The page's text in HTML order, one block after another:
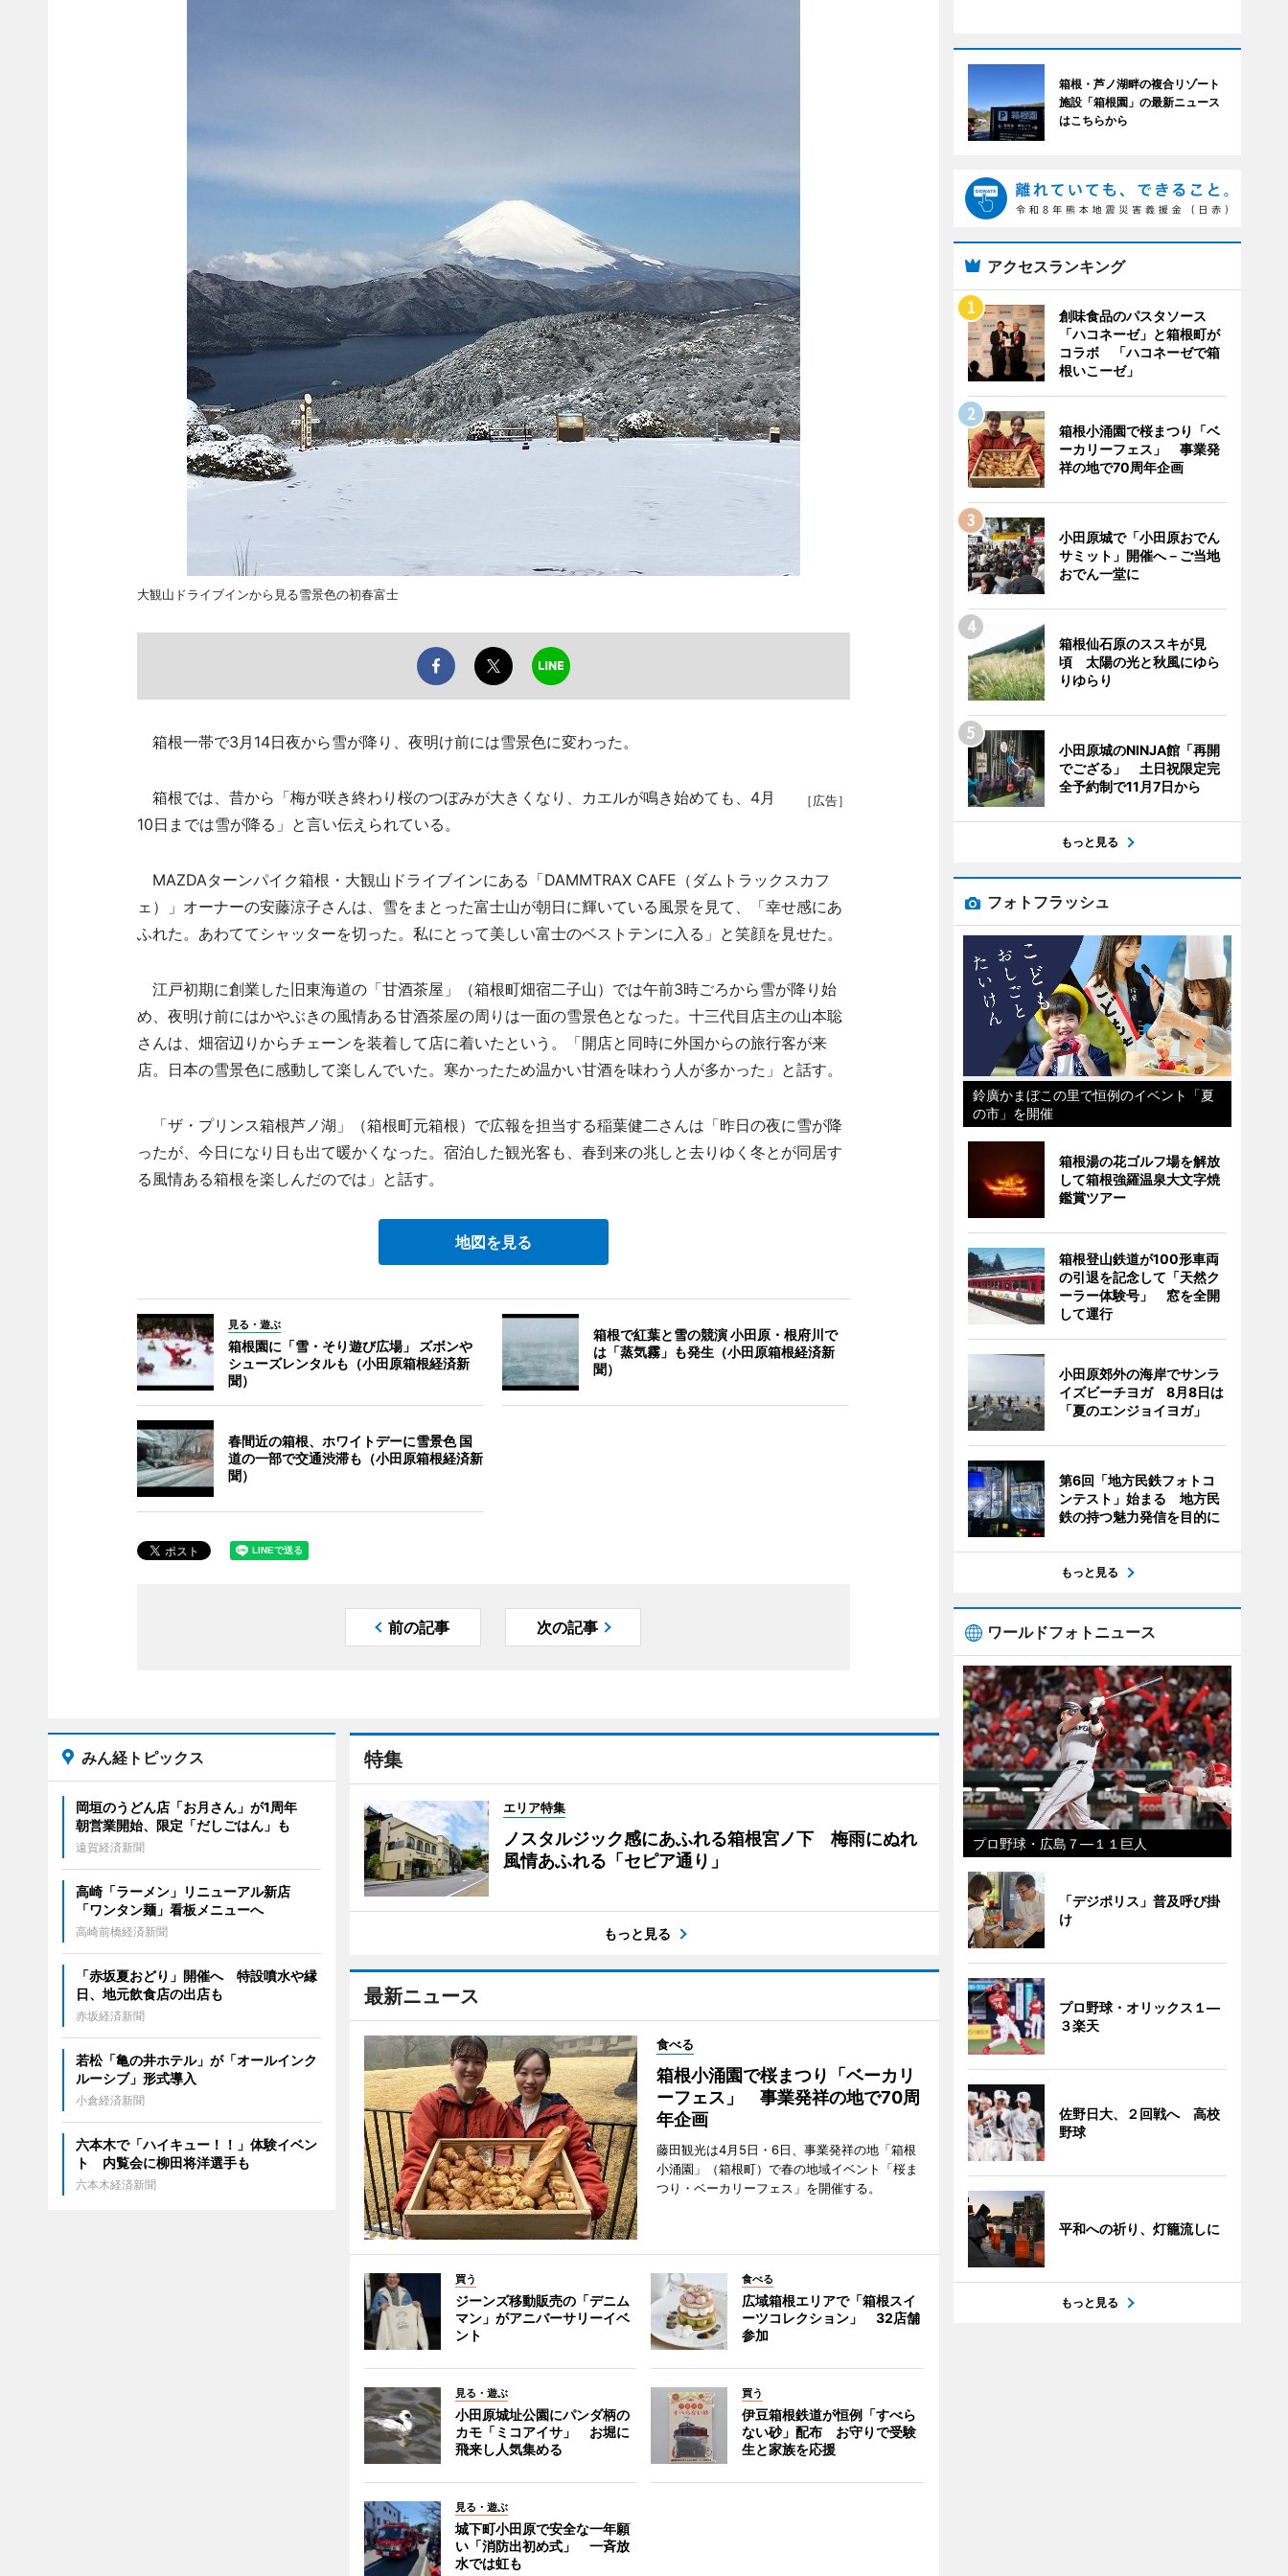
大観山ドライブインから見る雪景色の初春富士
箱根一帯で3月14日夜から雪が降り、夜明け前には雪景色に変わった。
［広告］
箱根では、昔から「梅が咲き終わり桜のつぼみが大きくなり、カエルが鳴き始めても、4月
10日までは雪が降る」と言い伝えられている。
MAZDAターンパイク箱根・大観山ドライブインにある「DAMMTRAX CAFE（ダムトラックスカフ
ェ）」オーナーの安藤涼子さんは、雪をまとった富士山が朝日に輝いている風景を見て、「幸せ感にあ
ふれた。あわててシャッターを切った。私にとって美しい富士のベストテンに入る」と笑顔を見せた。
江戸初期に創業した旧東海道の「甘酒茶屋」（箱根町畑宿二子山）では午前3時ごろから雪が降り始
め、夜明け前にはかやぶきの風情ある甘酒茶屋の周りは一面の雪景色となった。十三代目店主の山本聡
さんは、畑宿辺りからチェーンを装着して店に着いたという。「開店と同時に外国からの旅行客が来
店。日本の雪景色に感動して楽しんでいた。寒かったため温かい甘酒を味わう人が多かった」と話す。
「ザ・プリンス箱根芦ノ湖」（箱根町元箱根）で広報を担当する稲葉健二さんは「昨日の夜に雪が降
ったが、今日になり日も出て暖かくなった。宿泊した観光客も、春到来の兆しと去りゆく冬とが同居す
る風情ある箱根を楽しんだのでは」と話す。
地図を見る
見る・遊ぶ
箱根園に「雪・そり遊び広場」 ズボンや
シューズレンタルも（小田原箱根経済新
聞）
箱根で紅葉と雪の競演 小田原・根府川で
は「蒸気霧」も発生（小田原箱根経済新
聞）
春間近の箱根、ホワイトデーに雪景色 国
道の一部で交通渋滞も（小田原箱根経済新
聞）
前の記事 次の記事
特集
エリア特集
ノスタルジック感にあふれる箱根宮ノ下 梅雨にぬれ
風情あふれる「セピア通り」
もっと見る
最新ニュース
食べる
箱根小涌園で桜まつり「ベーカリ
ーフェス」 事業発祥の地で70周
年企画
藤田観光は4月5日・6日、事業発祥の地「箱根
小涌園」（箱根町）で春の地域イベント「桜ま
つり・ベーカリーフェス」を開催する。
買う
ジーンズ移動販売の「デニム
マン」がアニバーサリーイベ
ント
食べる
広域箱根エリアで「箱根スイ
ーツコレクション」 32店舗
参加
見る・遊ぶ
小田原城址公園にパンダ柄の
カモ「ミコアイサ」 お堀に
飛来し人気集める
買う
伊豆箱根鉄道が恒例「すべら
ない砂」配布 お守りで受験
生と家族を応援
見る・遊ぶ
城下町小田原で安全な一年願
い「消防出初め式」 一斉放
水では虹も
みん経トピックス
岡垣のうどん店「お月さん」が1周年
朝営業開始、限定「だしごはん」も
遠賀経済新聞
高崎「ラーメン」リニューアル新店
「ワンタン麺」看板メニューへ
高崎前橋経済新聞
「赤坂夏おどり」開催へ 特設噴水や縁
日、地元飲食店の出店も
赤坂経済新聞
若松「亀の井ホテル」が「オールインク
ルーシブ」形式導入
小倉経済新聞
六本木で「ハイキュー！！」体験イベン
ト 内覧会に柳田将洋選手も
六本木経済新聞
箱根・芦ノ湖畔の複合リゾート
施設「箱根園」の最新ニュース
はこちらから
アクセスランキング
創味食品のパスタソース
「ハコネーゼ」と箱根町が
コラボ 「ハコネーゼで箱
根いこーゼ」
箱根小涌園で桜まつり「ベ
ーカリーフェス」 事業発
祥の地で70周年企画
小田原城で「小田原おでん
サミット」開催へ－ご当地
おでん一堂に
箱根仙石原のススキが見
頃 太陽の光と秋風にゆら
りゆらり
小田原城のNINJA館「再開
でござる」 土日祝限定完
全予約制で11月7日から
もっと見る
フォトフラッシュ
鈴廣かまぼこの里で恒例のイベント「夏
の市」を開催
箱根湯の花ゴルフ場を解放
して箱根強羅温泉大文字焼
鑑賞ツアー
箱根登山鉄道が100形車両
の引退を記念して「天然ク
ーラー体験号」 窓を全開
して運行
小田原郊外の海岸でサンラ
イズビーチヨガ 8月8日は
「夏のエンジョイヨガ」
第6回「地方民鉄フォトコ
ンテスト」始まる 地方民
鉄の持つ魅力発信を目的に
もっと見る
ワールドフォトニュース
プロ野球・広島７―１１巨人
「デジポリス」普及呼び掛
け
プロ野球・オリックス１―
３楽天
佐野日大、２回戦へ 高校
野球
平和への祈り、灯籠流しに
もっと見る